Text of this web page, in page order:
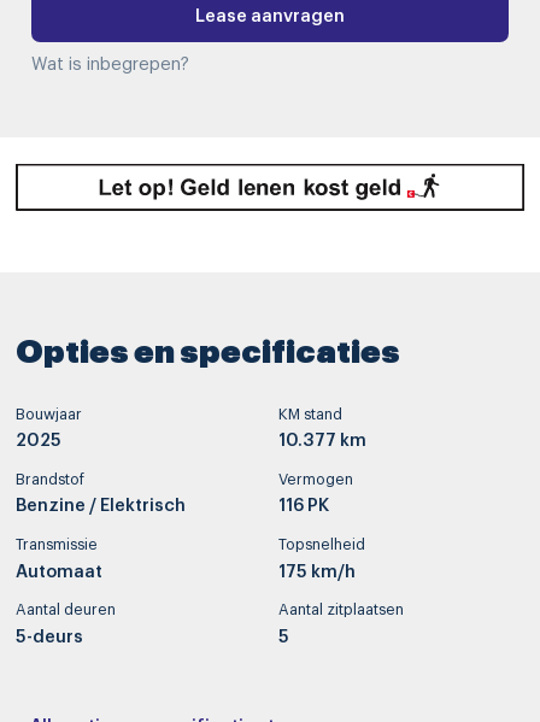
Lease aanvragen
Wat is inbegrepen?
Opties en specificaties
Bouwjaar
2025
KM stand
10.377 km
Brandstof
Benzine / Elektrisch
Vermogen
116 PK
Transmissie
Automaat
Topsnelheid
175 km/h
Aantal deuren
5-deurs
Aantal zitplaatsen
5
Interieurkleur Bekleding